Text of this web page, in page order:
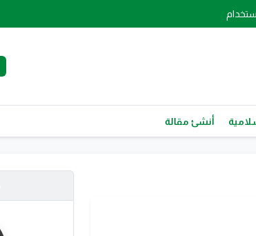
أنشئ مقالة